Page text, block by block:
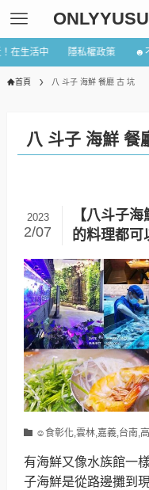
在生活中 隱私權政策 ☻
首頁 八 斗子 海鮮 餐廳 古 坑
八 斗子 海鮮 餐
【八斗子
的料理都
2023
2/07
☺食彰化,雲林,嘉義,台南,
有海鮮又像水族館一
子海鮮是從路邊攤到